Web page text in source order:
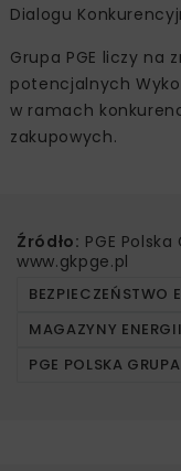
Dialogu
Grupa PGE liczy na
potencjalnych
w ramach
zakupowych.
Źródło: PGE
www.gkpge.pl
BEZPIECZEŃSTWO
MAGAZYNY ENERGII
PGE POLSKA